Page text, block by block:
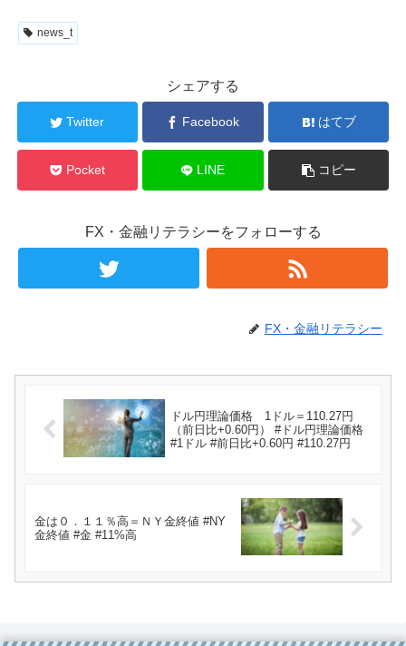
news_t
シェアする
Twitter Facebook はてブ
Pocket LINE コピー
FX・金融リテラシーをフォローする
FX・金融リテラシー
ドル円理論価格 1ドル＝110.27円
（前日比+0.60円） #ドル円理論価格
#1ドル #前日比+0.60円 #110.27円
金は０．１１％高＝ＮＹ金終値 #NY
金終値 #金 #11%高